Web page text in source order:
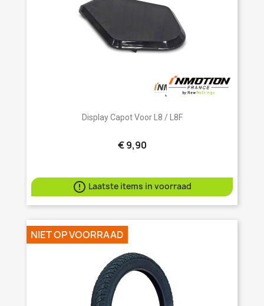
Display Capot Voor L8 / L8F
€ 9,90
 Laatste items in voorraad
NIET OP VOORRAAD